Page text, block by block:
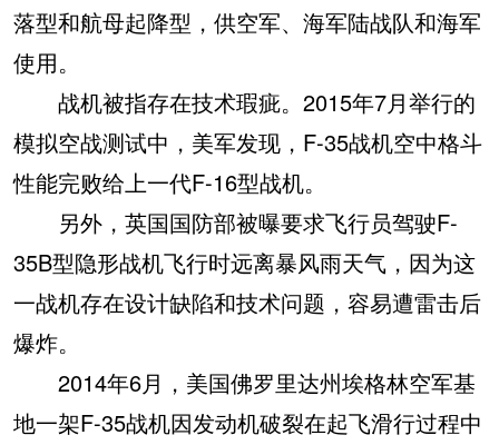
落型和航母起降型，供空军、海军陆战队和海军
使用。
战机被指存在技术瑕疵。2015年7月举行的
模拟空战测试中，美军发现，F-35战机空中格斗
性能完败给上一代F-16型战机。
另外，英国国防部被曝要求飞行员驾驶F-
35B型隐形战机飞行时远离暴风雨天气，因为这
一战机存在设计缺陷和技术问题，容易遭雷击后
爆炸。
2014年6月，美国佛罗里达州埃格林空军基
地一架F-35战机因发动机破裂在起飞滑行过程中